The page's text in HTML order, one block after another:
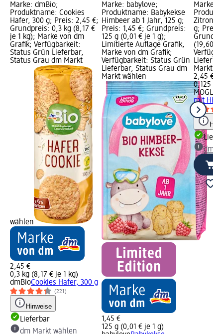
Marke: dmBio;
Produktname: Cookies
Hafer, 300 g; Preis: 2,45 €;
Grundpreis: 0,3 kg (8,17 €
je 1 kg); Marke von dm
Grafik; Verfügbarkeit:
Status Grün Lieferbar,
Status Grau dm Markt
wählen
2,45 €
0,3 kg (8,17 € je 1 kg)
dmBioCookies Hafer, 300 g
(221)
Hinweise
Lieferbar
dm Markt wählen
Marke: babylove;
Produktname: Babykekse
Himbeer ab 1 Jahr, 125 g;
Preis: 1,45 €; Grundpreis:
125 g (0,01 € je 1 g);
Limitierte Auflage Grafik,
Marke von dm Grafik;
Verfügbarkeit: Status Grün
Lieferbar, Status Grau dm
Markt wählen
1,45 €
125 g (0,01 € je 1 g)
Marke:
Zitrone
g; Preis:
(19,60 €
Markt
2,45 €
0,125 kg
MOGLi
mit
dm